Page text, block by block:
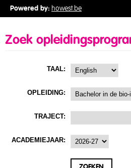
Powered by: howest.be
Zoek
TAAL:
OPLEIDING:
TRAJECT:
ACADEMIEJAAR: